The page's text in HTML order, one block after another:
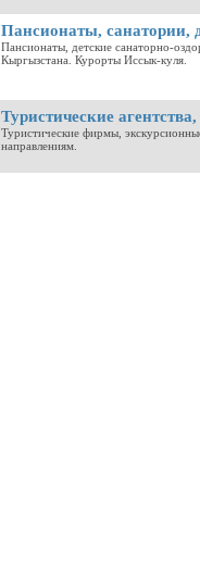
Пансионаты, санатории,
Пансионаты, детские санаторно-
Кыргызстана. Курорты Иссык-куля.
Туристические агентства,
Туристические фирмы,
направлениям.